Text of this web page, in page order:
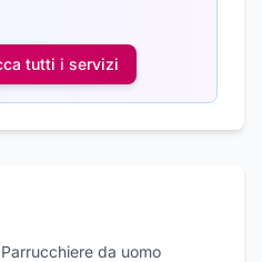
tutti i servizi
Parrucchiere da uomo